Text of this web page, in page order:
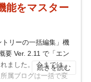
能をマスター
リーの一括編集」機
要 Ver. 2.11 で「エン
ました。 今までは、
属ブログは一括で変
続きを読む